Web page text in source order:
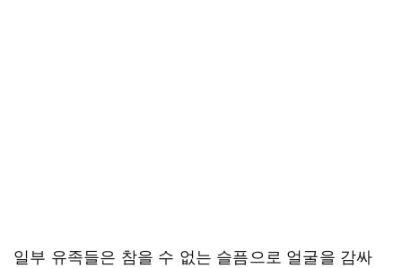
일부 유족들은 참을 수 없는 슬픔으로 얼굴을 감싸